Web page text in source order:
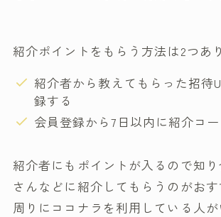
紹介ポイントをもらう方法は2つあ
紹介者から教えてもらった招待
録する
会員登録から7日以内に紹介コ
紹介者にもポイントが入るので知
さんなどに紹介してもらうのがおす
周りにココナラを利用している人